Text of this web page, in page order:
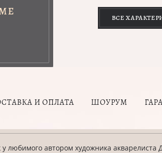
ВСЕ
И ОПЛАТА ШОУРУМ
любимого автором художника